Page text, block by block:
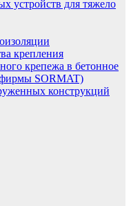
устройств для тяжело
крепления
крепежа в бетонное
SORMAT)
конструкций